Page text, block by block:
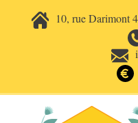
10, rue Darimont